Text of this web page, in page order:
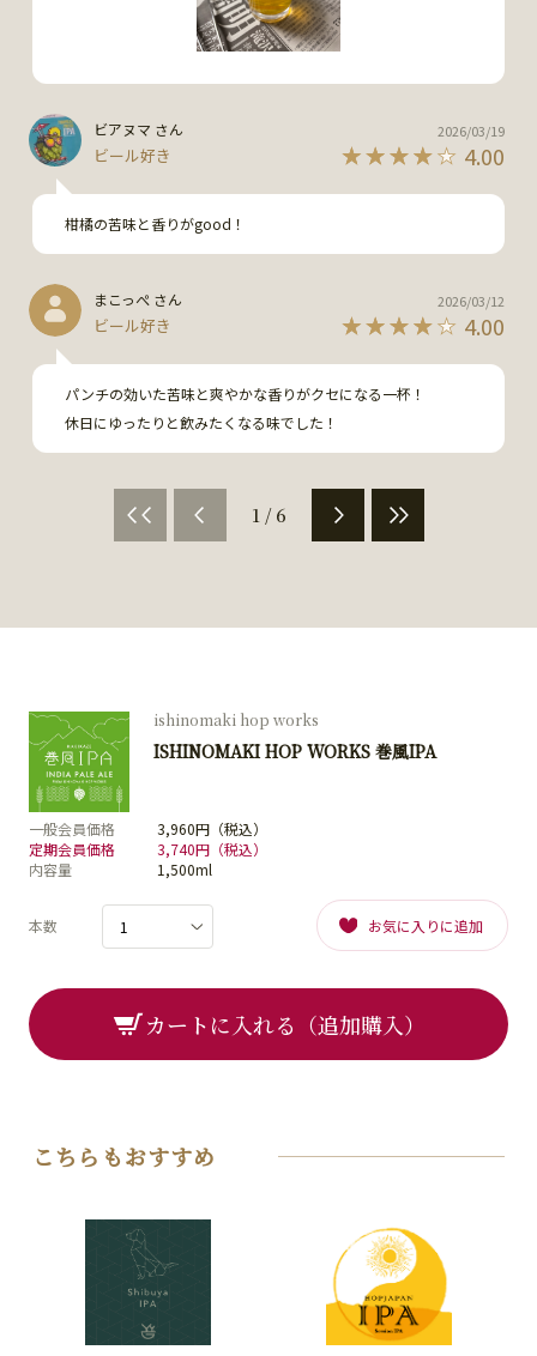
ビアヌマ さん
ビール好き 4.00
2026/03/19
柑橘の苦味と香りがgood！
まこっぺ さん
ビール好き 4.00
2026/03/12
パンチの効いた苦味と爽やかな香りがクセになる一杯！
休日にゆったりと飲みたくなる味でした！
1 / 6
ishinomaki hop works
ISHINOMAKI HOP WORKS 巻風IPA
一般会員価格
3,960円（税込）
定期会員価格
3,740円（税込）
内容量
1,500ml
本数 お気に入りに追加
カートに入れる（追加購入）
こちらもおすすめ